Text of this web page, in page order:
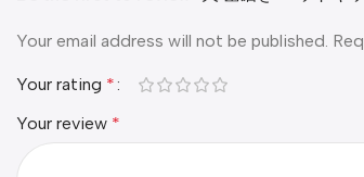
Your email address will not be published.
Your rating *
Your review *